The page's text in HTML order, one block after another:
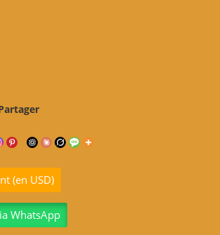
(en USD)
WhatsApp